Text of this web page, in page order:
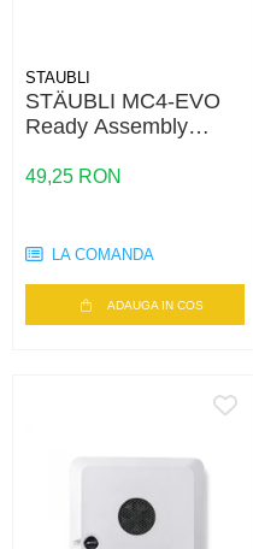
STAUBLI
STÄUBLI MC4-EVO
Ready Assembly
Chei Profesionale
MC4-Evo 2
49,25 RON
LA COMANDA
ADAUGA IN COS